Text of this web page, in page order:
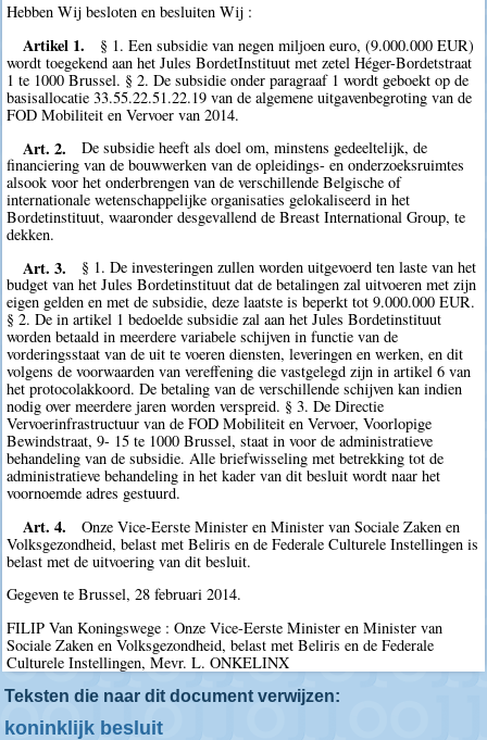
Hebben Wij besloten en besluiten Wij :
Artikel 1.
§ 1. Een subsidie van negen miljoen euro, (9.000.000 EUR)
wordt toegekend aan het Jules BordetInstituut met zetel Héger-Bordetstraat
1 te 1000 Brussel. § 2. De subsidie onder paragraaf 1 wordt geboekt op de
basisallocatie 33.55.22.51.22.19 van de algemene uitgavenbegroting van de
FOD Mobiliteit en Vervoer van 2014.
Art. 2.
De subsidie heeft als doel om, minstens gedeeltelijk, de
financiering van de bouwwerken van de opleidings- en onderzoeksruimtes
alsook voor het onderbrengen van de verschillende Belgische of
internationale wetenschappelijke organisaties gelokaliseerd in het
Bordetinstituut, waaronder desgevallend de Breast International Group, te
dekken.
Art. 3.
§ 1. De investeringen zullen worden uitgevoerd ten laste van het
budget van het Jules Bordetinstituut dat de betalingen zal uitvoeren met zijn
eigen gelden en met de subsidie, deze laatste is beperkt tot 9.000.000 EUR.
§ 2. De in artikel 1 bedoelde subsidie zal aan het Jules Bordetinstituut
worden betaald in meerdere variabele schijven in functie van de
vorderingsstaat van de uit te voeren diensten, leveringen en werken, en dit
volgens de voorwaarden van vereffening die vastgelegd zijn in artikel 6 van
het protocolakkoord. De betaling van de verschillende schijven kan indien
nodig over meerdere jaren worden verspreid. § 3. De Directie
Vervoerinfrastructuur van de FOD Mobiliteit en Vervoer, Voorlopige
Bewindstraat, 9- 15 te 1000 Brussel, staat in voor de administratieve
behandeling van de subsidie. Alle briefwisseling met betrekking tot de
administratieve behandeling in het kader van dit besluit wordt naar het
voornoemde adres gestuurd.
Art. 4.
Onze Vice-Eerste Minister en Minister van Sociale Zaken en
Volksgezondheid, belast met Beliris en de Federale Culturele Instellingen is
belast met de uitvoering van dit besluit.
Gegeven te Brussel, 28 februari 2014.
FILIP Van Koningswege : Onze Vice-Eerste Minister en Minister van
Sociale Zaken en Volksgezondheid, belast met Beliris en de Federale
Culturele Instellingen, Mevr. L. ONKELINX
Teksten die naar dit document verwijzen:
koninklijk besluit